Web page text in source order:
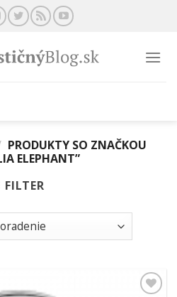
PRODUKTY SO ZNAČKOU
ELEPHANT”
FILTER